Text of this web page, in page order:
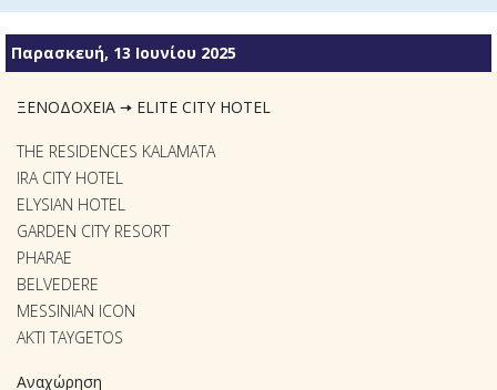
Παρασκευή, 13 Ιουνίου 2025
ΞΕΝΟΔΟΧΕΙΑ 🠆 ELITE CITY HOTEL
THE RESIDENCES KALAMATA
IRA CITY HOTEL
ELYSIAN HOTEL
GARDEN CITY RESORT
PHARAE
BELVEDERE
MESSINIAN ICON
AKTI TAYGETOS
Αναχώρηση